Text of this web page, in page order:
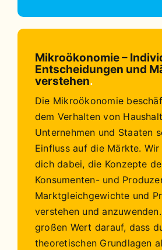
Mikroökonomie –
Entscheidungen und
verstehen.
Die Mikroökonomie
dem Verhalten von
Unternehmen und Staaten
Einfluss auf die Märkte.
dich dabei, die Konzepte
Konsumenten- und
Marktgleichgewichte und
verstehen und
großen Wert darauf, dass
theoretischen Grundlagen